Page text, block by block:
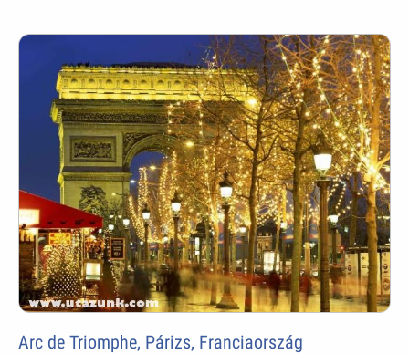
Arc de Triomphe, Párizs, Franciaország